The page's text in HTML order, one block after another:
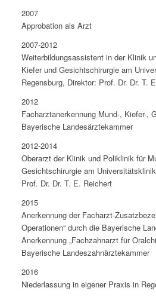
2007
Approbation als Arzt
2007-2012
Weiterbildungsassistent in der Klinik
Kiefer und Gesichtschirurgie am
Regensburg, Direktor: Prof. Dr. Dr. T.
2012
Facharztanerkennung Mund-, Kiefer-,
Bayerische Landesärztekammer
2012-2014
Oberarzt der Klinik und Poliklinik für
Gesichtschirurgie am
Prof. Dr. Dr. T. E. Reichert
2015
Anerkennung der Facharzt-
Operationen“ durch die Bayerische
Anerkennung „Fachzahnarzt für
Bayerische Landeszahnärztekammer
2016
Niederlassung in eigener Praxis in